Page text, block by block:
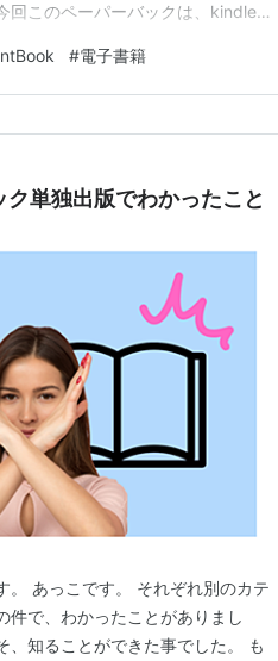
回このペーパーバックは、kindle
子も変わっているかもしれませ
#電子書籍
単独出版でわかったこと
。 あっこです。 それぞれ別のカテ
件で、わかったことがありまし
、知ることができた事でした。 も